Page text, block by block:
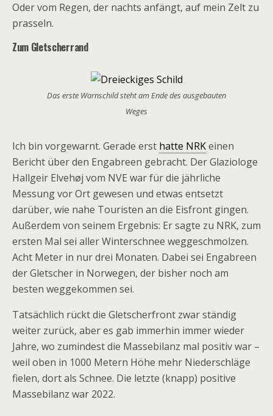
Oder vom Regen, der nachts anfängt, auf mein Zelt zu
prasseln.
Zum Gletscherrand
Das erste Warnschild steht am Ende des ausgebauten
Weges
Ich bin vorgewarnt. Gerade erst hatte NRKeinen
Bericht über den Engabreen gebracht. Der Glaziologe
Hallgeir Elvehøj vom NVE war für die jährliche
Messung vor Ort gewesen und etwas entsetzt
darüber, wie nahe Touristen an die Eisfront gingen.
Außerdem von seinem Ergebnis: Er sagte zu NRK, zum
ersten Mal sei aller Winterschnee weggeschmolzen.
Acht Meter in nur drei Monaten. Dabei sei Engabreen
der Gletscher in Norwegen, der bisher noch am
besten weggekommen sei.
Tatsächlich rückt die Gletscherfront zwar ständig
weiter zurück, aber es gab immerhin immer wieder
Jahre, wo zumindest die Massebilanz mal positiv war –
weil oben in 1000 Metern Höhe mehr Niederschläge
fielen, dort als Schnee. Die letzte (knapp) positive
Massebilanz war 2022.